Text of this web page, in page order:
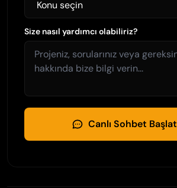
Size nasıl yardımcı olabiliriz?
Canlı Sohbet Başlat